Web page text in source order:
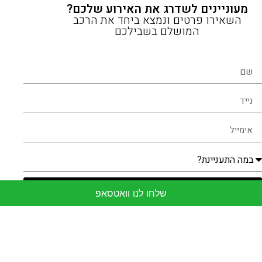
מעוניינים לשדרג את האירוע שלכם?
השאירו פרטים ונמצא ביחד את הרכב
המושלם בשבילכם
שליחה
שלחו לנו וואטסאפ